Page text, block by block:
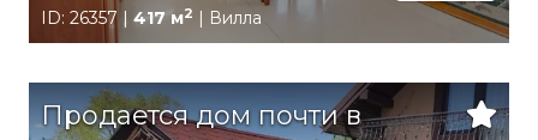
ID: 26357 | 417 м2 | Вилла
Продается дом почти в